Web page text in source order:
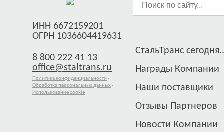
ИНН 6672159201
ОГРН 1036604419631
8 800 222 41 13
office@staltrans.ru
Политика конфиденциальности ·
Обработка персональных данных ·
Использование cookie
СтальТранс
Награды Компании
Наши поставщики
Отзывы Партнеров
Новости Компании